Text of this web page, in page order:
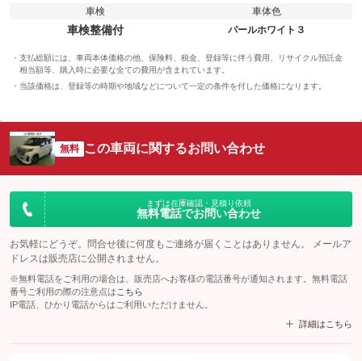
車検
車検整備付
車体色
パールホワイト３
支払総額には、車両本体価格の他、保険料、税金、登録等に伴う費用、リサイクル預託金
相当額等、購入時に必要な全ての費用が含まれています。
当該価格は、登録等の時期や地域などについて一定の条件を付した価格になります。
無料 この車両に関するお問い合わせ
まずは在庫確認・見積り依頼
無料電話でお問い合わせ
お気軽にどうぞ。問合せ後に何度もご連絡が届くことはありません。 メールア
ドレスは販売店に公開されません。
※無料電話をご利用の場合は、販売店へお客様の電話番号が通知されます。無料電話
番号ご利用の際の注意点は こちら
IP電話、ひかり電話からはご利用いただけません。
詳細はこちら